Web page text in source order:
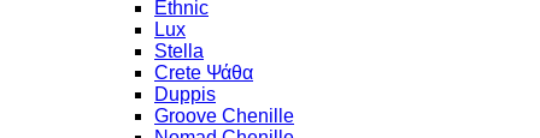
Ethnic
Lux
Stella
Crete Ψάθα
Duppis
Groove Chenille